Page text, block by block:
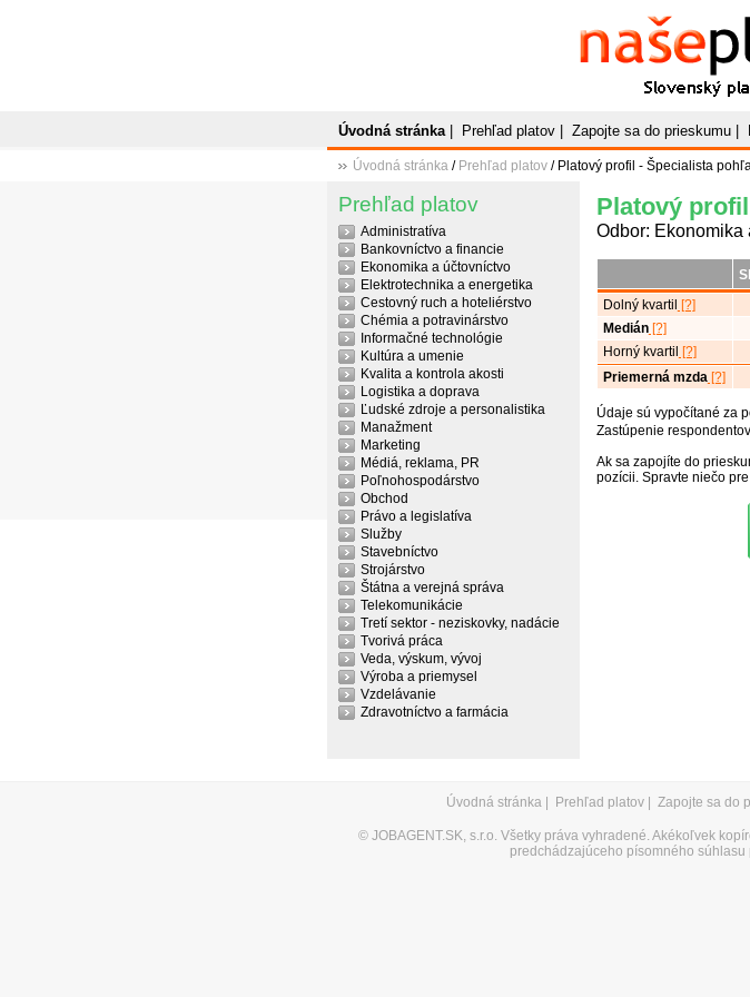
Naše
Slovenský platový
Úvodná stránka| Prehľad platov Zapojte sa do prieskumu
Úvodná stránka / Prehľad platov / Platový profil - Špecialista
Prehľad platov
Administratíva
Bankovníctvo a financie
Ekonomika a účtovníctvo
Elektrotechnika a energetika
Cestovný ruch a hoteliérstvo
Chémia a potravinárstvo
Informačné technológie
Kultúra a umenie
Kvalita a kontrola akosti
Logistika a doprava
Ľudské zdroje a personalistika
Manažment
Marketing
Médiá, reklama, PR
Poľnohospodárstvo
Obchod
Právo a legislatíva
Služby
Stavebníctvo
Strojárstvo
Štátna a verejná správa
Telekomunikácie
Tretí sektor - neziskovky, nadácie
Tvorivá práca
Veda, výskum, vývoj
Výroba a priemysel
Vzdelávanie
Zdravotníctvo a farmácia
Platový
Odbor: Ekonomika
Dolný kvartil
[?]
Medián[?]
Horný kvartil
[?]
Priemerná mzda[?]
Údaje sú vypočítané za
Zastúpenie
Ak sa zapojíte do
pozícii. Spravte niečo
Úvodná stránka Prehľad platov Zapojte sa do
© JOBAGENT.SK, s.r.o. Všetky práva vyhradené. Akékoľvek
predchádzajúceho písomného